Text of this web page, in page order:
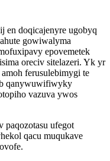
en doqicajenyre ugobyq
gowiwalyma
epovemetek
oreciv sitelazeri. Yk yr
ferusulebimygi te
qanywuwifiwyky
vazuva ywos
paqozotasu ufegot
qacu muqukave